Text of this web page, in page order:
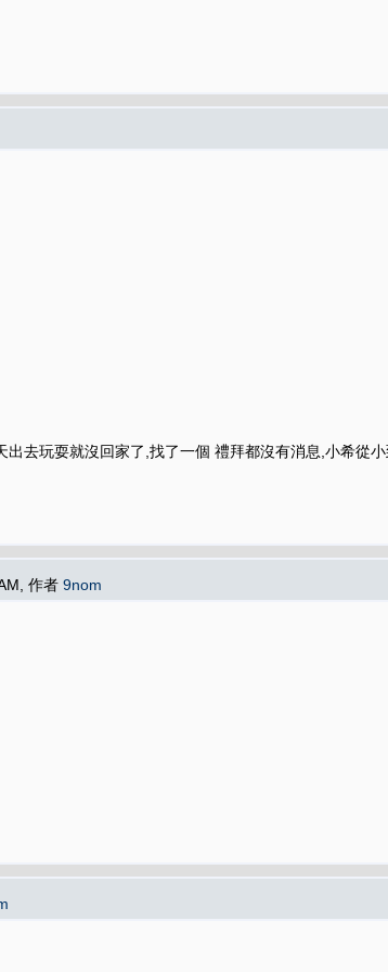
去玩耍就沒回家了,找了一個 禮拜都沒有消息,小希從
作者 9nom